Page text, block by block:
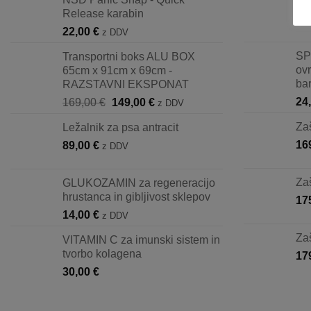
Release karabin
22,00 € z DDV
Transportni boks ALU BOX
65cm x 91cm x 69cm -
RAZSTAVNI EKSPONAT
169,00€ Izvirna
je
bila:
149,00 €Trenutna
je:
z DDV
Ležalnik za psa antracit
89,00 € z DDV
GLUKOZAMIN za regeneracijo
hrustanca in gibljivost sklepov
14,00 € z DDV
VITAMIN C za imunski sistem in
tvorbo kolagena
30,00 €